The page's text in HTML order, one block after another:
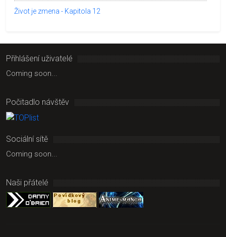
Život je zmena - Kapitola 12
Přihlášení uživatelé
Coming soon...
Počitadlo návštěv
Sociální sítě
Coming soon...
Naši přátelé